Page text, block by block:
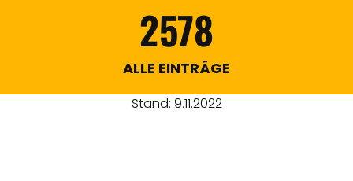
2578
ALLE EINTRÄGE
Stand: 9.11.2022